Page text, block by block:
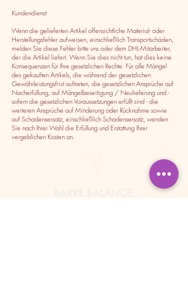
Kundendienst
Wenn die gelieferten Artikel offensichtliche Material- oder
Herstellungsfehler aufweisen, einschließlich Transportschäden,
melden Sie diese Fehler bitte uns oder dem DHL-Mitarbeiter,
der die Artikel liefert. Wenn Sie dies nicht tun, hat dies keine
Konsequenzen für Ihre gesetzlichen Rechte. Für alle Mängel
des gekauften Artikels, die während der gesetzlichen
Gewährleistungsfrist auftreten, die gesetzlichen Ansprüche auf
Nacherfüllung, auf Mängelbeseitigung / Neulieferung und -
sofern die gesetzlichen Voraussetzungen erfüllt sind - die
weiteren Ansprüche auf Minderung oder Rücknahme sowie
auf Schadensersatz, einschließlich Schadensersatz, wenden
Sie nach Ihrer Wahl die Erfüllung und Erstattung Ihrer
vergeblichen Kosten an.